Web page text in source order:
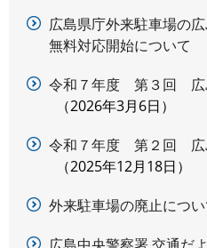
広島県庁外来駐車場の
無料対応開始について
令和７年度 第３回 広
2026年3月6日
令和７年度 第２回 広
2025年12月18日
外来駐車場の廃止につい